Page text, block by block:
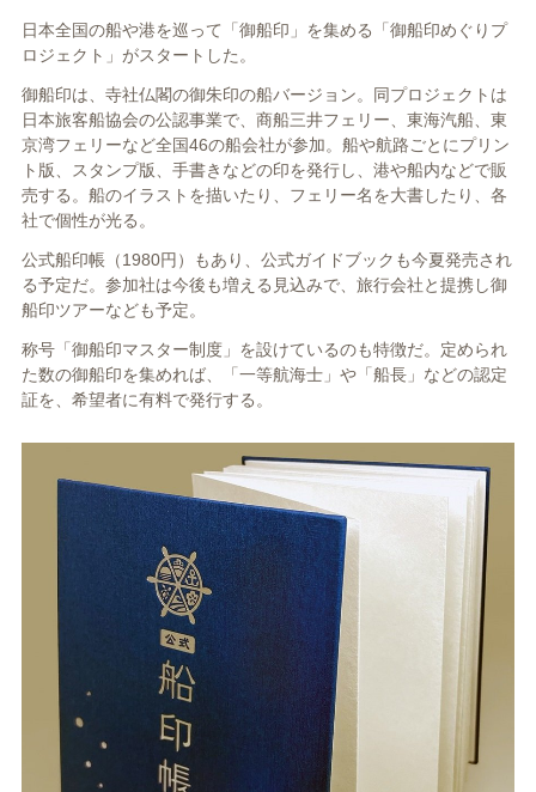
日本全国の船や港を巡って「御船印」を集める「御船印めぐりプ
ロジェクト」がスタートした。
御船印は、寺社仏閣の御朱印の船バージョン。同プロジェクトは
日本旅客船協会の公認事業で、商船三井フェリー、東海汽船、東
京湾フェリーなど全国46の船会社が参加。船や航路ごとにプリン
ト版、スタンプ版、手書きなどの印を発行し、港や船内などで販
売する。船のイラストを描いたり、フェリー名を大書したり、各
社で個性が光る。
公式船印帳（1980円）もあり、公式ガイドブックも今夏発売され
る予定だ。参加社は今後も増える見込みで、旅行会社と提携し御
船印ツアーなども予定。
称号「御船印マスター制度」を設けているのも特徴だ。定められ
た数の御船印を集めれば、「一等航海士」や「船長」などの認定
証を、希望者に有料で発行する。